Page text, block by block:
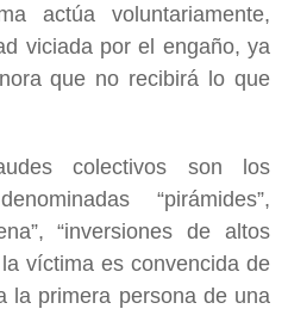
actúa voluntariamente,
viciada por el engaño, ya
que no recibirá lo que
colectivos son los
“pirámides”,
“inversiones de altos
víctima es convencida de
la primera persona de una